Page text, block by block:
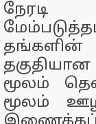
நேரடி
தங்களின்
மூலம்
மூலம்